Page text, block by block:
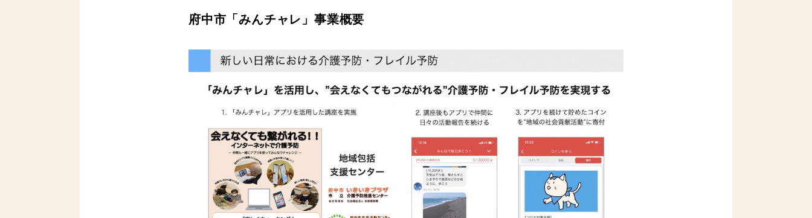
府中市「みんチャレ」事業概要